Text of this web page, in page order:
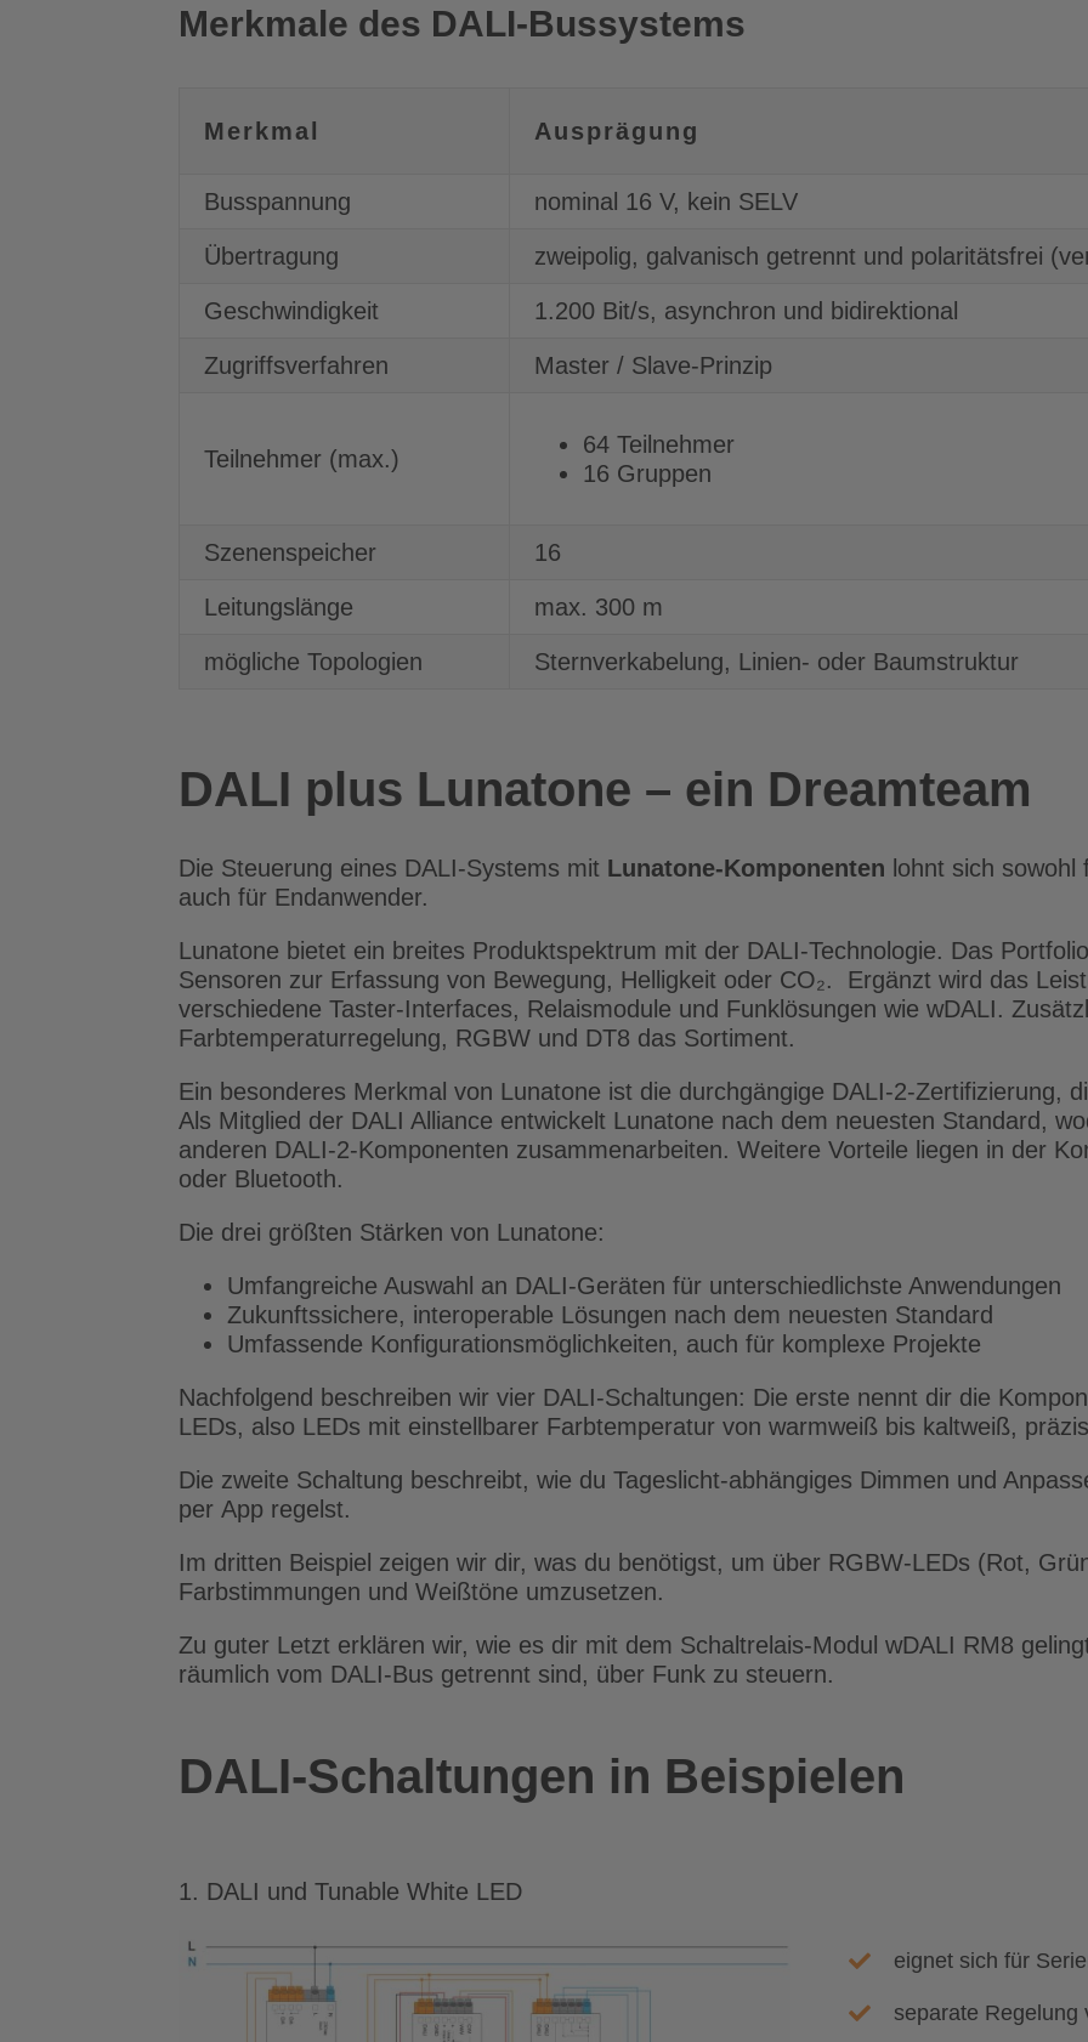
Merkmale des DALI-Bussystems
Merkmal Ausprägung
Busspannung nominal 16 V, kein SELV
Übertragung zweipolig, galvanisch getrennt und polaritätsfrei
Geschwindigkeit 1.200 Bit/s, asynchron und bidirektional
Zugriffsverfahren Master / Slave-Prinzip
Teilnehmer (max.)
64 Teilnehmer
16 Gruppen
Szenenspeicher 16
Leitungslänge max. 300 m
mögliche Topologien Sternverkabelung, Linien- oder Baumstruktur
DALI plus Lunatone – ein Dreamteam
Die Steuerung eines DALI-Systems mit Lunatone-Komponenten lohnt sich
auch für Endanwender.
Lunatone bietet ein breites Produktspektrum mit der DALI-Technologie. Das
Sensoren zur Erfassung von Bewegung, Helligkeit oder CO₂. Ergänzt wird das
verschiedene Taster-Interfaces, Relaismodule und Funklösungen wie wDALI.
Farbtemperaturregelung, RGBW und DT8 das Sortiment.
Ein besonderes Merkmal von Lunatone ist die durchgängige DALI-2-Zertifizierung,
Als Mitglied der DALI Alliance entwickelt Lunatone nach dem neuesten Standard,
anderen DALI-2-Komponenten zusammenarbeiten. Weitere Vorteile liegen in der
oder Bluetooth.
Die drei größten Stärken von Lunatone:
Umfangreiche Auswahl an DALI-Geräten für unterschiedlichste Anwendungen
Zukunftssichere, interoperable Lösungen nach dem neuesten Standard
Umfassende Konfigurationsmöglichkeiten, auch für komplexe Projekte
Nachfolgend beschreiben wir vier DALI-Schaltungen: Die erste nennt dir die
LEDs, also LEDs mit einstellbarer Farbtemperatur von warmweiß bis kaltweiß,
Die zweite Schaltung beschreibt, wie du Tageslicht-abhängiges Dimmen und
per App regelst.
Im dritten Beispiel zeigen wir dir, was du benötigst, um über RGBW-LEDs (Rot,
Farbstimmungen und Weißtöne umzusetzen.
Zu guter Letzt erklären wir, wie es dir mit dem Schaltrelais-Modul wDALI RM8
räumlich vom DALI-Bus getrennt sind, über Funk zu steuern.
DALI-Schaltungen in Beispielen
1. DALI und Tunable White LED
eignet sich für
separate Regelung